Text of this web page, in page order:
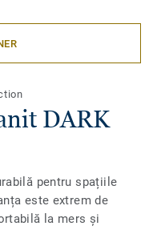
DARK
pentru spațiile
este extrem de
la mers și